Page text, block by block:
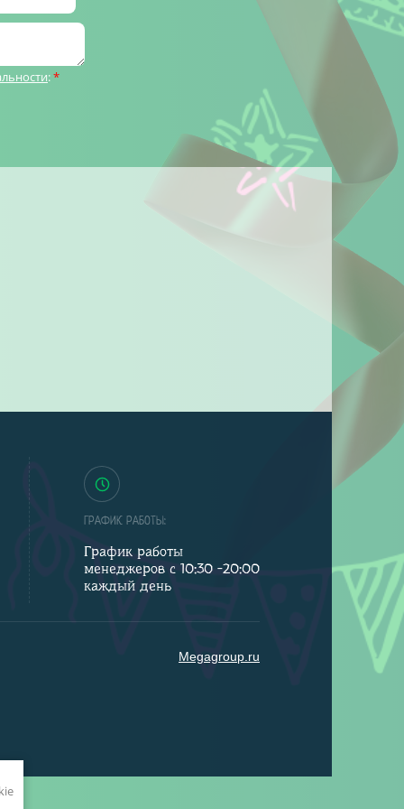
:*
ГРАФИК РАБОТЫ:
График работы
менеджеров с 10:30 -20:00
каждый день
Megagroup.ru